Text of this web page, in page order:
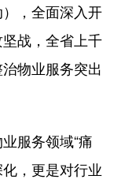
，全面深入开
战，全省上千
物业服务突出
服务领域“痛
化，更是对行业